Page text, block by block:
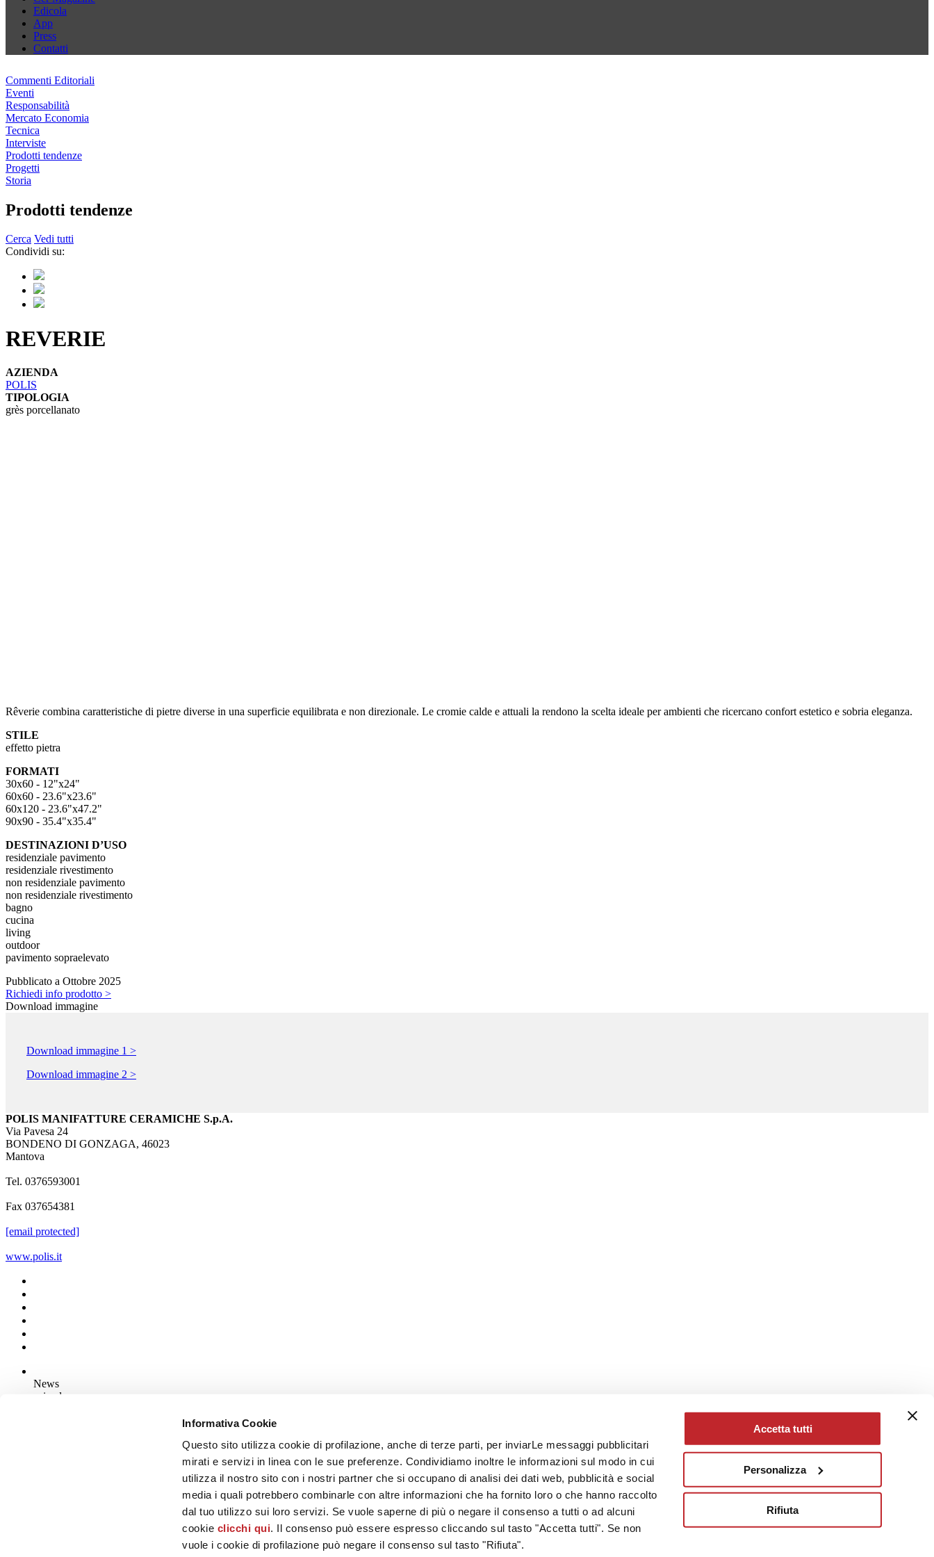
Informativa Cookie
Questo sito utilizza cookie di profilazione, anche di terze parti, per inviarLe messaggi pubblicitari
mirati e servizi in linea con le sue preferenze. Condividiamo inoltre le informazioni sul modo in cui
utilizza il nostro sito con i nostri partner che si occupano di analisi dei dati web, pubblicità e social
media i quali potrebbero combinarle con altre informazioni che ha fornito loro o che hanno raccolto
dal tuo utilizzo sui loro servizi. Se vuole saperne di più o negare il consenso a tutti o ad alcuni
cookie clicchi qui. Il consenso può essere espresso cliccando sul tasto "Accetta tutti". Se non
vuole i cookie di profilazione può negare il consenso sul tasto "Rifiuta".
Accetta tutti
Personalizza
Rifiuta
Edicola
App
Press
Contatti
Commenti Editoriali
Eventi
Responsabilità
Mercato Economia
Tecnica
Interviste
Prodotti tendenze
Progetti
Storia
Prodotti tendenze
Cerca Vedi tutti
Condividi su:
REVERIE
AZIENDA
POLIS
TIPOLOGIA
grès porcellanato
Rêverie combina caratteristiche di pietre diverse in una superficie equilibrata e non direzionale. Le cromie calde e attuali la rendono la scelta ideale per ambienti che ricercano confort estetico e sobria eleganza.
STILE
effetto pietra
FORMATI
30x60 - 12"x24"
60x60 - 23.6"x23.6"
60x120 - 23.6"x47.2"
90x90 - 35.4"x35.4"
DESTINAZIONI D’USO
residenziale pavimento
residenziale rivestimento
non residenziale pavimento
non residenziale rivestimento
bagno
cucina
living
outdoor
pavimento sopraelevato
Pubblicato a Ottobre 2025
Richiedi info prodotto >
Download immagine
Download immagine 1 >
Download immagine 2 >
POLIS MANIFATTURE CERAMICHE S.p.A.
Via Pavesa 24
BONDENO DI GONZAGA, 46023
Mantova
Tel. 0376593001
Fax 037654381
[email protected]
www.polis.it
News
aziende
Viale Monte Santo, 40 - 41049 Sassuolo (MO) - Italy
Capitale Sociale: 2.500.000 euro - Codice fiscale e P.IVA 00853700367